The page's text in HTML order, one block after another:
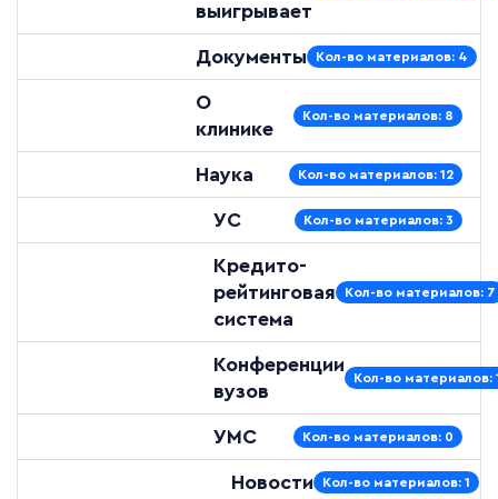
выигрывает
Документы Кол-во материалов: 4
О
клинике
Кол-во материалов: 8
Наука Кол-во материалов: 12
УС Кол-во материалов: 3
Кредито-
рейтинговая
система
Кол-во материалов: 7
Конференции
вузов
Кол-во материалов:
УМС Кол-во материалов: 0
Новости Кол-во материалов: 1